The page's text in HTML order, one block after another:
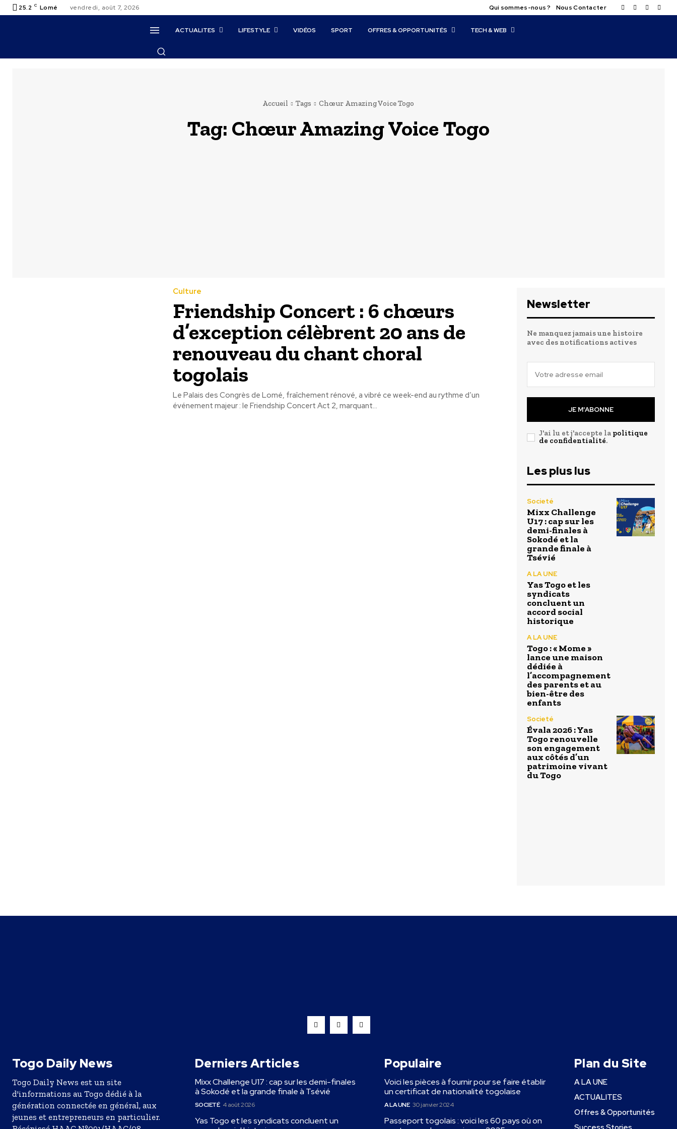
25.2 C Lomé vendredi, août 7, 2026 Qui sommes-nous ? Nous Contacter
ACTUALITES LIFESTYLE VIDÉOS SPORT OFFRES & OPPORTUNITÉS TECH & WEB
Accueil Tags Chœur Amazing Voice Togo
Tag: Chœur Amazing Voice Togo
Culture
Friendship Concert : 6 chœurs
d’exception célèbrent 20 ans de
renouveau du chant choral
togolais
Le Palais des Congrès de Lomé, fraîchement rénové, a vibré ce week-end au rythme d’un
événement majeur : le Friendship Concert Act 2, marquant...
Newsletter
Ne manquez jamais une histoire
avec des notifications actives
JE M'ABONNE
J'ai lu et j'accepte la politique
de confidentialité.
Les plus lus
Societé
Mixx Challenge
U17 : cap sur les
demi-finales à
Sokodé et la
grande finale à
Tsévié
A LA UNE
Yas Togo et les
syndicats
concluent un
accord social
historique
A LA UNE
Togo : « Mome »
lance une maison
dédiée à
l’accompagnement
des parents et au
bien-être des
enfants
Societé
Évala 2026 : Yas
Togo renouvelle
son engagement
aux côtés d’un
patrimoine vivant
du Togo
Togo Daily News
Togo Daily News est un site
d'informations au Togo dédié à la
génération connectée en général, aux
jeunes et entrepreneurs en particulier.
Derniers Articles
Mixx Challenge U17 : cap sur les demi-finales
à Sokodé et la grande finale à Tsévié
SOCIETÉ 4 août 2026
Yas Togo et les syndicats concluent un
Populaire
Voici les pièces à fournir pour se faire établir
un certificat de nationalité togolaise
A LA UNE 30 janvier 2024
Passeport togolais : voici les 60 pays où on
Plan du Site
A LA UNE
ACTUALITES
Offres & Opportunités